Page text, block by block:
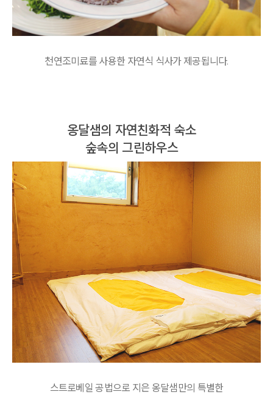
천연조미료를 사용한 자연식 식사가 제공됩니다.
옹달샘의 자연친화적 숙소
숲속의 그린하우스
스트로베일 공법으로 지은 옹달샘만의 특별한